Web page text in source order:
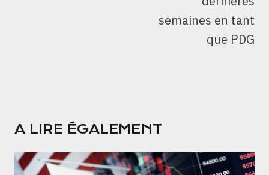
semaines en tant
que PDG
A LIRE ÉGALEMENT